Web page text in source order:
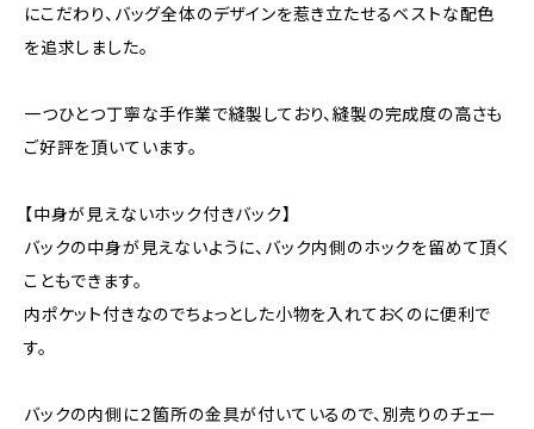
にこだわり、バッグ全体のデザインを惹き立たせるベストな配色
を追求しました。
一つひとつ丁寧な手作業で縫製しており、縫製の完成度の高さも
ご好評を頂いています。
【中身が見えないホック付きバック】
バックの中身が見えないように、バック内側のホックを留めて頂く
こともできます。
内ポケット付きなのでちょっとした小物を入れておくのに便利で
す。
バックの内側に２箇所の金具が付いているので、別売りのチェー